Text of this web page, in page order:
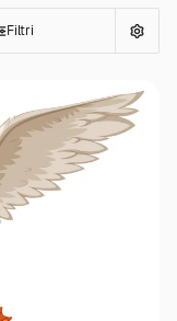
Filtri